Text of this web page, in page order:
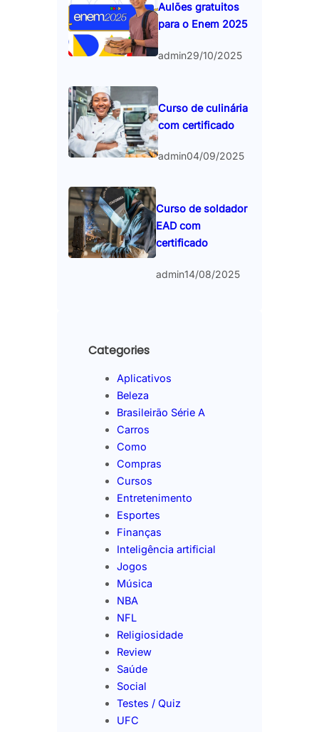
Aulões gratuitos
para o Enem 2025
admin29/10/2025
Curso de culinária
com certificado
admin04/09/2025
Curso de soldador
EAD com
certificado
admin14/08/2025
Categories
Aplicativos
Beleza
Brasileirão Série A
Carros
Como
Compras
Cursos
Entretenimento
Esportes
Finanças
Inteligência artificial
Jogos
Música
NBA
NFL
Religiosidade
Review
Saúde
Social
Testes / Quiz
UFC